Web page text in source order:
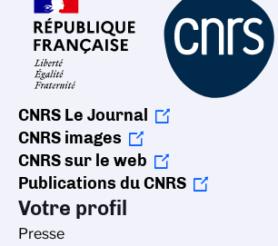
CNRS Le Journal
CNRS images
CNRS sur le web
Publications du CNRS
Votre profil
Presse